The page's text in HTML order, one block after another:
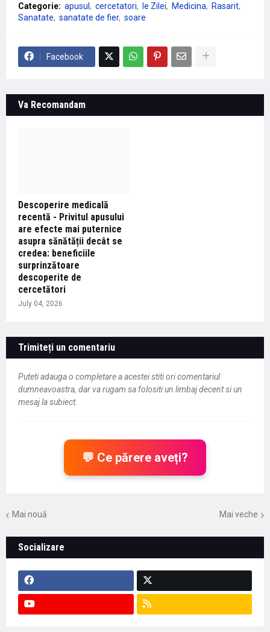
Categorie: apusul cercetatori le Zilei Medicina
Rasarit
Sanatate
sanatate de fier soare
Facebook
Va Recomandam
Descoperire medicală
recentă - Privitul apusului
are efecte mai puternice
asupra sănătății decât se
credea: beneficiile
surprinzătoare
descoperite de
cercetători
July 04, 2026
Trimiteți un comentariu
Puteti adauga o completare a acestei stiti ori comentariul
dumneavoastra, dar va rugam sa folositi un limbaj decent si un
mesaj la subiect.
💬 Ce părere aveți?
Mai nouă Mai veche
Socializare